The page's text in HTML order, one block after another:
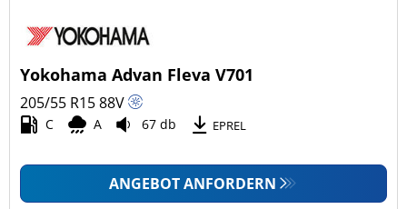
Yokohama Advan Fleva V701
205/55 R1588V
C A 67 db EPREL
ANGEBOT ANFORDERN